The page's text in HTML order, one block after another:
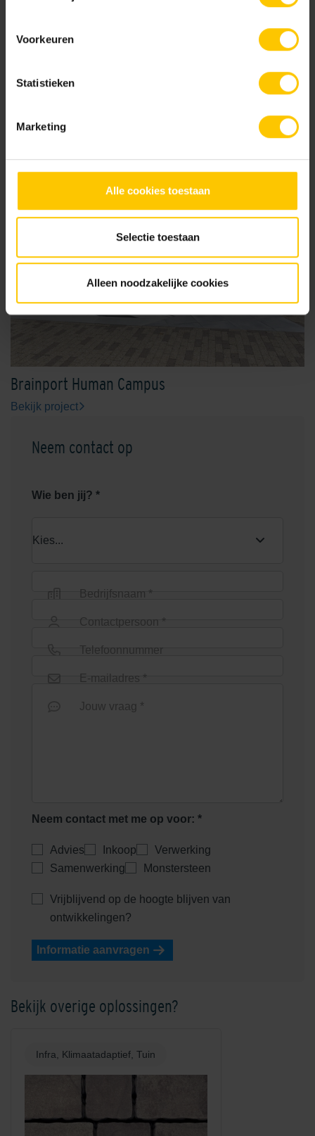
Voorkeuren
Statistieken
Marketing
Alle cookies toestaan
Selectie toestaan
Alleen noodzakelijke cookies
Samen creëren wij een mooie, comfortabele en duurzame
Alle projecten
Brainport Human Campus
Bekijk project
Neem contact op
Wie ben jij? *
Bedrijfsnaam *
Contactpersoon *
Telefoonnummer
E-mailadres *
Jouw vraag *
Neem contact met me op voor: *
Advies Inkoop
Verwerking
Samenwerking
Monstersteen
Vrijblijvend op de hoogte blijven van
ontwikkelingen?
Informatie aanvragen
Bekijk overige oplossingen?
Infra, Klimaatadaptief, Tuin